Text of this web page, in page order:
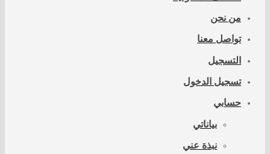
من نحن
تواصل معنا
التسجيل
تسجيل الدخول
حسابي
بياناتي
نبذة عني